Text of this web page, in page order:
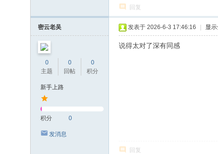
回复
密云老吴
0
主题
0
回帖
0
积分
新手上路
积分 0
发消息
发表于 2026-6-3 17:46:16 显
说得太对了深有同感
回复